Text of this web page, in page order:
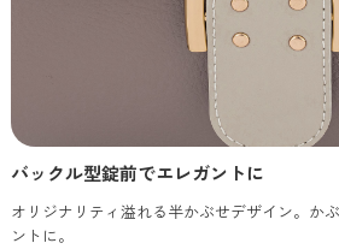
バックル型錠前でエレガントに
オリジナリティ溢れる半かぶせデザイン。か
ントに。